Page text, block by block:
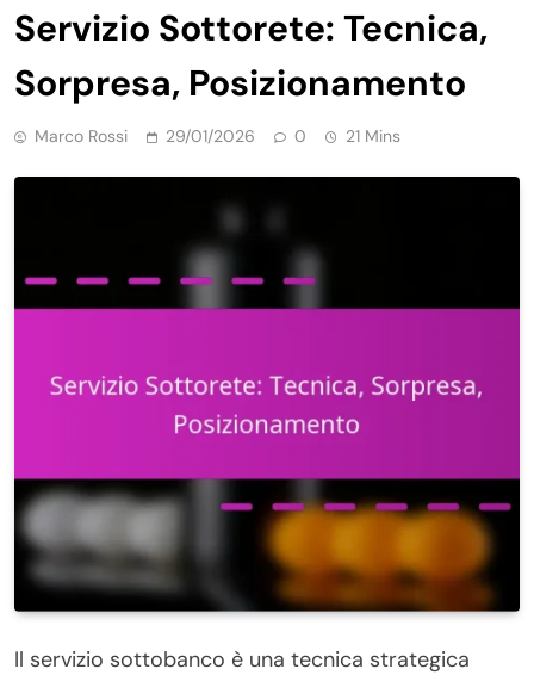
Servizio Sottorete: Tecnica,
Sorpresa, Posizionamento
Marco Rossi 29/01/2026 0 21 Mins
Il servizio sottobanco è una tecnica strategica